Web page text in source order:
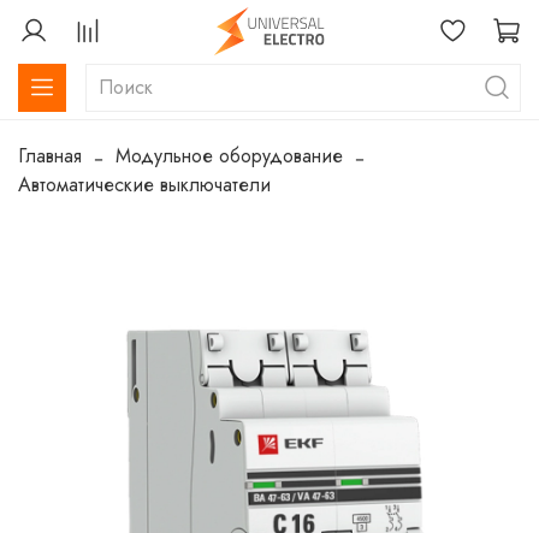
Главная
Модульное оборудование
Автоматические выключатели